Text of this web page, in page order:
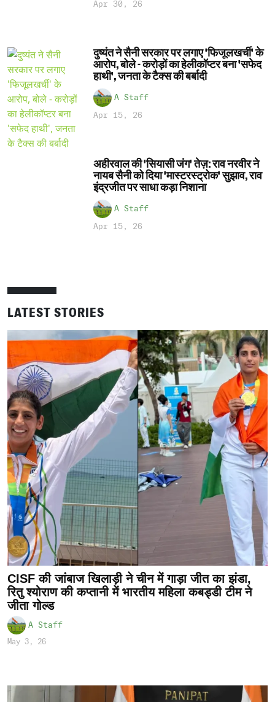
Apr 30, 26
दुष्यंत ने सैनी सरकार पर लगाए 'फिजूलखर्ची' के
आरोप, बोले - करोड़ों का हेलीकॉप्टर बना 'सफेद
हाथी', जनता के टैक्स की बर्बादी
A Staff
Apr 15, 26
अहीरवाल की 'सियासी जंग' तेज़: राव नरवीर ने
नायब सैनी को दिया 'मास्टरस्ट्रोक' सुझाव, राव
इंद्रजीत पर साधा कड़ा निशाना
A Staff
Apr 15, 26
LATEST STORIES
CISF की जांबाज खिलाड़ी ने चीन में गाड़ा जीत का झंडा,
रितु श्योराण की कप्तानी में भारतीय महिला कबड्डी टीम ने
जीता गोल्ड
A Staff
May 3, 26